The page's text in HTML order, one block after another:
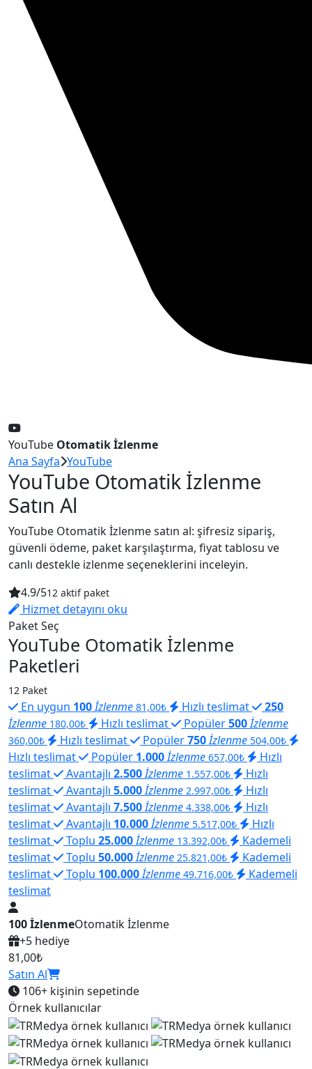
YouTube Otomatik İzlenme
Ana Sayfa YouTube
YouTube Otomatik İzlenme
Satın Al
YouTube Otomatik İzlenme satın al: şifresiz sipariş,
güvenli ödeme, paket karşılaştırma, fiyat tablosu ve
canlı destekle izlenme seçeneklerini inceleyin.
4.9/512 aktif paket
Hizmet detayını oku
Paket Seç
YouTube Otomatik İzlenme
Paketleri
12 Paket
En uygun 100İzlenme 81,00₺ Hızlı teslimat
250
İzlenme 180,00₺ Hızlı teslimat Popüler500İzlenme
360,00₺ Hızlı teslimat Popüler750İzlenme 504,00₺
Hızlı teslimat Popüler 1.000İzlenme 657,00₺
Hızlı
teslimat
Avantajlı 2.500İzlenme 1.557,00₺
Hızlı
teslimat
Avantajlı 5.000İzlenme 2.997,00₺
Hızlı
teslimat
Avantajlı 7.500İzlenme 4.338,00₺
Hızlı
teslimat
Avantajlı 10.000İzlenme 5.517,00₺
Hızlı
teslimat
Toplu 25.000İzlenme 13.392,00₺
Kademeli
teslimat
Toplu 50.000İzlenme 25.821,00₺
Kademeli
teslimat
Toplu 100.000İzlenme 49.716,00₺
Kademeli
teslimat
100 İzlenmeOtomatik İzlenme
+5 hediye
81,00₺
Satın Al
106+ kişinin sepetinde
Örnek kullanıcılar